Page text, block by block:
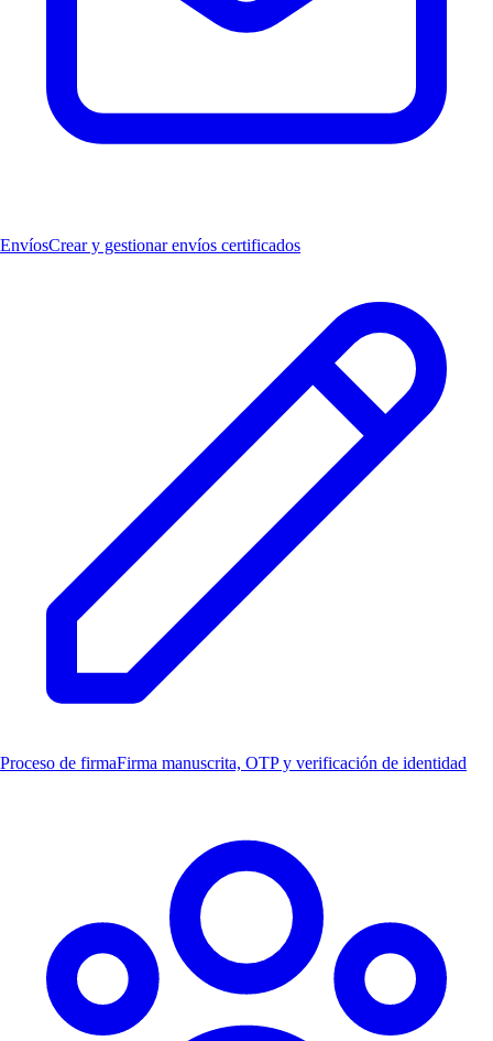
EnvíosCrear y gestionar envíos certificados
Proceso de firmaFirma manuscrita, OTP y verificación de identidad